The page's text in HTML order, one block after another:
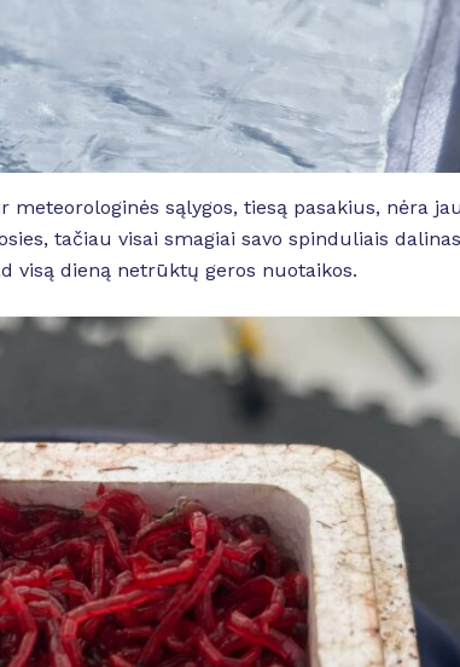
sąlygos, tiesą pasakius, nėra
tačiau visai smagiai savo spinduliais
visą dieną netrūktų geros nuotaikos.